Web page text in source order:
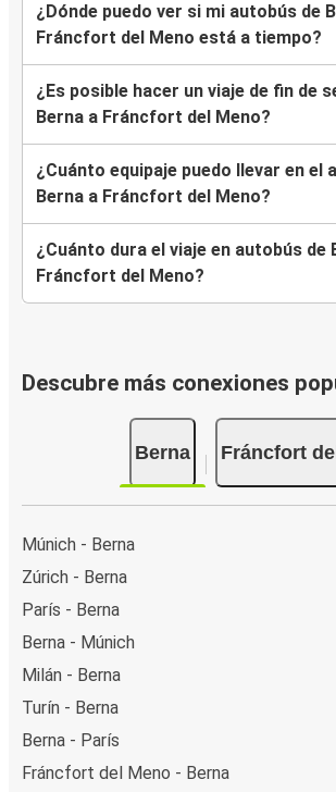
¿Dónde puedo ver si mi autobús de
Fráncfort del Meno está a tiempo?
¿Es posible hacer un viaje de fin de
Berna a Fráncfort del Meno?
¿Cuánto equipaje puedo llevar en el
Berna a Fráncfort del Meno?
¿Cuánto dura el viaje en autobús de
Fráncfort del Meno?
Descubre más conexiones
Berna Fráncfort
Múnich - Berna
Zúrich - Berna
París - Berna
Berna - Múnich
Milán - Berna
Turín - Berna
Berna - París
Fráncfort del Meno - Berna